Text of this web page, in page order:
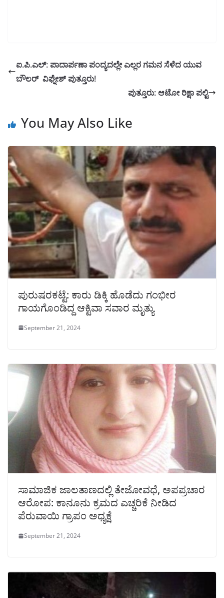
ಐ.ಪಿ.ಎಲ್: ಪಾದಾರ್ಪಣಾ ಪಂದ್ಯದಲ್ಲೇ ಎಲ್ಲರ ಗಮನ ಸೆಳೆದ ಯುವ
ಬೌಲರ್ ವಿಘ್ನೇಶ್ ಪುತ್ತೂರು!
ಪುತ್ತೂರು: ಆಟೋ ರಿಕ್ಷಾ ಪಲ್ಟಿ
You May Also Like
ಪುರುಷರಕಟ್ಟೆ: ಕಾರು ಡಿಕ್ಕಿ ಹೊಡೆದು ಗಂಭೀರ
ಗಾಯಗೊಂಡಿದ್ದ ಆಕ್ಟಿವಾ ಸವಾರ ಮೃತ್ಯು
September 21, 2024
ಸಾಮಾಜಿಕ ಜಾಲತಾಣದಲ್ಲಿ ತೇಜೋವಧೆ, ಅಪಪ್ರಚಾರ
ಆರೋಪ: ಕಾನೂನು ಕ್ರಮದ ಎಚ್ಚರಿಕೆ ನೀಡಿದ
ಪೆರುವಾಯಿ ಗ್ರಾಪಂ ಅಧ್ಯಕ್ಷೆ
September 21, 2024